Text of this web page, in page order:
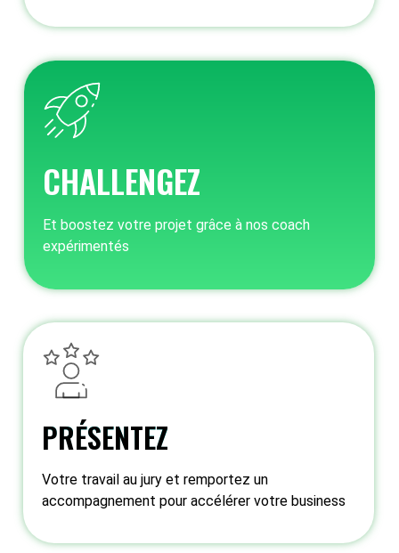
CHALLENGEZ
Et boostez votre projet grâce à nos coach
expérimentés
PRÉSENTEZ
Votre travail au jury et remportez un
accompagnement pour accélérer votre business